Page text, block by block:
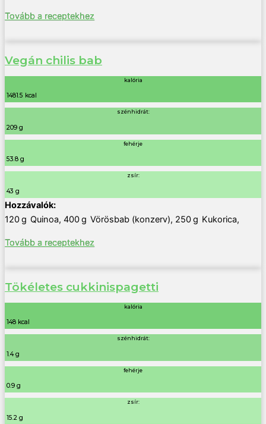
Tovább a receptekhez
Vegán chilis bab
kalória
1481.5 kcal
szénhidrát:
209 g
fehérje
53.8 g
zsír:
43 g
120g Quinoa, 400g Vörösbab (konzerv), 250g Kukorica,
Tovább a receptekhez
Tökéletes cukkinispagetti
kalória
148 kcal
szénhidrát:
1.4 g
fehérje
0.9 g
zsír:
15.2 g